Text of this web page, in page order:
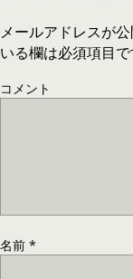
メールアドレスが
いる欄は必須項目で
コメント
名前 *